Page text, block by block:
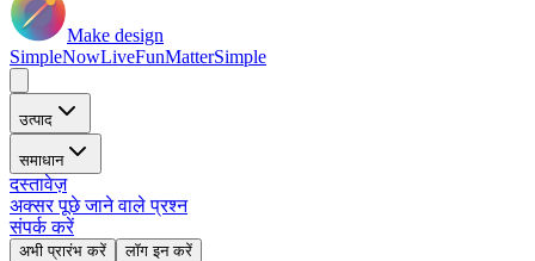
Make design
SimpleNowLiveFunMatterSimple
उत्पाद
समाधान
दस्तावेज़
अक्सर पूछे जाने वाले प्रश्न
संपर्क करें
अभी प्रारंभ करें लॉग इन करें